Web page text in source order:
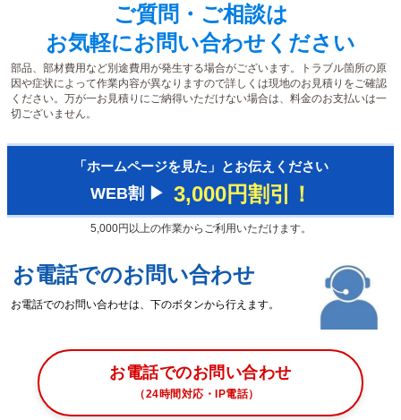
ご質問・ご相談は
お気軽にお問い合わせください
部品、部材費用など別途費用が発生する場合がございます。トラブル箇所の原
因や症状によって作業内容が異なりますので詳しくは現地のお見積りをご確認
ください。万が一お見積りにご納得いただけない場合は、料金のお支払いは一
切ございません。
「ホームページを見た」とお伝えください
WEB割 ▶︎ 3,000円割引！
5,000円以上の作業からご利用いただけます。
お電話でのお問い合わせ
お電話でのお問い合わせは、下のボタンから行えます。
お電話でのお問い合わせ
（24時間対応・IP電話）